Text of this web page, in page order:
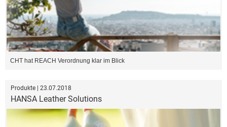
CHT hat REACH Verordnung klar im Blick
Produkte | 23.07.2018
HANSA Leather Solutions